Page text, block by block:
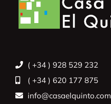
( +34 ) 928 529 232
( +34 ) 620 177 875
info@casaelquinto.com